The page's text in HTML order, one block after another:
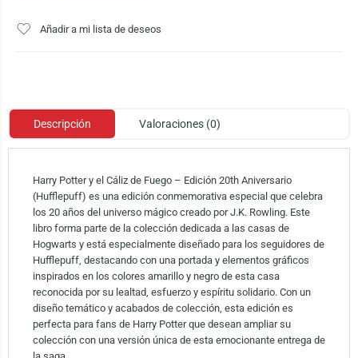
Añadir a mi lista de deseos
Descripción Valoraciones (0)
Harry Potter y el Cáliz de Fuego – Edición 20th Aniversario
(Hufflepuff) es una edición conmemorativa especial que celebra
los 20 años del universo mágico creado por J.K. Rowling. Este
libro forma parte de la colección dedicada a las casas de
Hogwarts y está especialmente diseñado para los seguidores de
Hufflepuff, destacando con una portada y elementos gráficos
inspirados en los colores amarillo y negro de esta casa
reconocida por su lealtad, esfuerzo y espíritu solidario. Con un
diseño temático y acabados de colección, esta edición es
perfecta para fans de Harry Potter que desean ampliar su
colección con una versión única de esta emocionante entrega de